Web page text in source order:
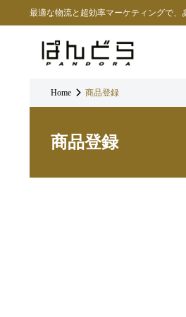
最適な物流と超効率マーケティングで
Home 商品登録
商品登録